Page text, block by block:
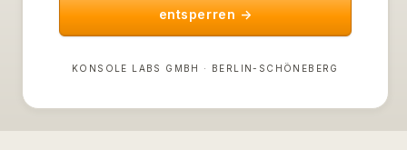
entsperren →
KONSOLE LABS GMBH · BERLIN-SCHÖNEBERG